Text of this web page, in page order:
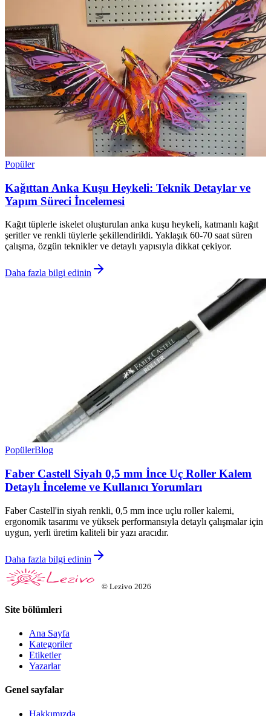
Popüler
Kağıttan Anka Kuşu Heykeli: Teknik Detaylar ve
Yapım Süreci İncelemesi
Kağıt tüplerle iskelet oluşturulan anka kuşu heykeli, katmanlı kağıt
şeritler ve renkli tüylerle şekillendirildi. Yaklaşık 60-70 saat süren
çalışma, özgün teknikler ve detaylı yapısıyla dikkat çekiyor.
Daha fazla bilgi edinin
PopülerBlog
Faber Castell Siyah 0,5 mm İnce Uç Roller Kalem
Detaylı İnceleme ve Kullanıcı Yorumları
Faber Castell'in siyah renkli, 0,5 mm ince uçlu roller kalemi,
ergonomik tasarımı ve yüksek performansıyla detaylı çalışmalar için
uygun, yerli üretim kaliteli bir yazı aracıdır.
Daha fazla bilgi edinin
© Lezivo 2026
Site bölümleri
Ana Sayfa
Kategoriler
Etiketler
Yazarlar
Genel sayfalar
Hakkımızda